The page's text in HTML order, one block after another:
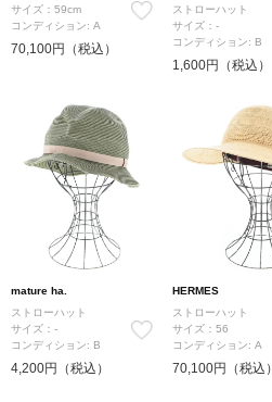
サイズ：59cm
コンディション: A
70,100円（税込）
ストローハット
サイズ：-
コンディション: B
1,600円（税込）
mature ha.
ストローハット
サイズ：-
コンディション: B
4,200円（税込）
HERMES
ストローハット
サイズ：56
コンディション: A
70,100円（税込）